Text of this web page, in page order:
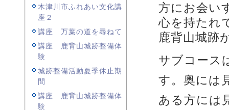
方にお会い
心を持たれ
鹿背山城跡
サブコース
す。奥には
ある方には
木津川市ふれあい文化講
座２
講座 万葉の道を尋ねて
講座 鹿背山城跡整備体
験
城跡整備活動夏季休止期
間
講座 鹿背山城跡整備体
験